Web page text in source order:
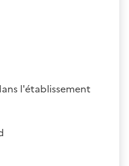
l'établissement